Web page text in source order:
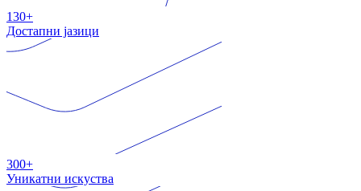
130+
Достапни јазици
300+
Уникатни искуства